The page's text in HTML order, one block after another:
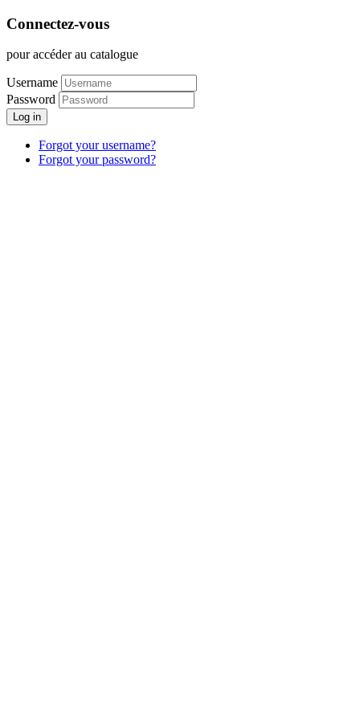
Connectez-vous
pour accéder au catalogue
Username
Password
Log in
Forgot your username?
Forgot your password?